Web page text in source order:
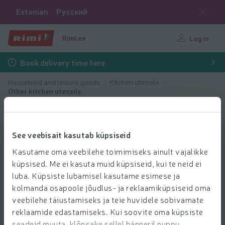
See veebisait kasutab küpsiseid
Kasutame oma veebilehe toimimiseks ainult vajalikke
küpsised. Me ei kasuta muid küpsiseid, kui te neid ei
luba. Küpsiste lubamisel kasutame esimese ja
kolmanda osapoole jõudlus- ja reklaamiküpsiseid oma
veebilehe täiustamiseks ja teie huvidele sobivamate
reklaamide edastamiseks. Kui soovite oma küpsiste
Estonian Русский
Rimi.ee Log in
Book delivery time here
Household and leisure goods
Kitchen utensils
Other kitchen utensils